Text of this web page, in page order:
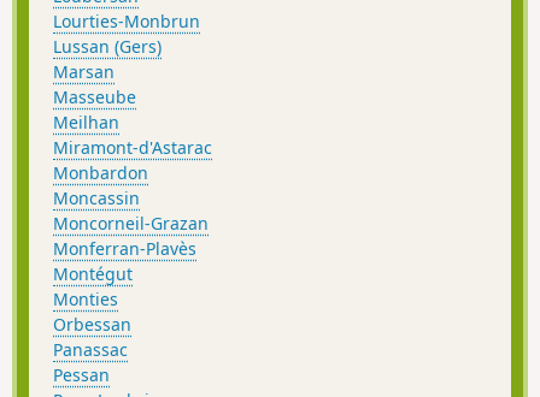
Lourties-Monbrun
Lussan (Gers)
Marsan
Masseube
Meilhan
Miramont-d'Astarac
Monbardon
Moncassin
Moncorneil-Grazan
Monferran-Plavès
Montégut
Monties
Orbessan
Panassac
Pessan